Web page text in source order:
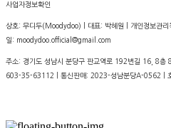
사업자정보확인
상호: 무디두(Moodydoo) | 대표: 박혜원 | 개인정보관
일: moodydoo.official@gmail.com
주소: 경기도 성남시 분당구 판교역로 192번길 16, 8층
603-35-63112 | 통신판매: 2023-성남분당A-0562 |